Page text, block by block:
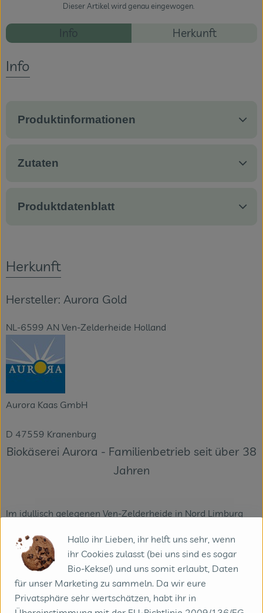
Veranstaltungen
Dieser Artikel wird genau eingewogen.
Rezepte
Info Herkunft
Info
Produktinformationen
Zutaten
Produktdatenblatt
Herkunft
Hersteller: Aurora Gold
NL-6599 AN Ven-Zelderheide Holland
Aurora Kaas GmbH
D 47559 Kranenburg
Biokäserei Aurora - Familienbetrieb seit über 38
Jahren
Im idyllisch gelegenen Ven-Zelderheide in Nord Limburg
waren wir Pioniere im Bereich der biologischen
Milchverarbeitung und wurden wegen unserer Arbeit oft
belächelt.
Heute zählen wir zu einer der wenigen Käsereien, die
ausschließlich Biokäse herstellt. Die Käserei wird durch die
Hallo ihr Lieben, ihr helft uns sehr, wenn
ihr Cookies zulasst (bei uns sind es sogar
Bio-Kekse!) und uns somit erlaubt, Daten
für unser Marketing zu sammeln. Da wir eure
Privatsphäre sehr wertschätzen, habt ihr in